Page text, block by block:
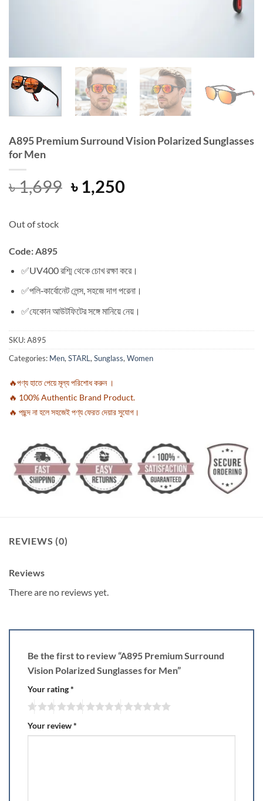
A895 Premium Surround Vision Polarized Sunglasses
for Men
৳1,699 Original
price
৳ 1,250Current
Out of stock
Code: A895
✅UV400 রশ্মি থেকে চোখ রক্ষা করে।
✅পলি‑কার্বোনেট লেন্স, সহজে দাগ পরেনা।
✅যেকোন আউটফিটের সঙ্গে মানিয়ে নেয়।
SKU:A895
Categories: Men, STARL , Sunglass, Women
🔥পণ্য হাতে পেয়ে মূল্য পরিশোধ করুন ।
🔥 100% Authentic Brand Product.
🔥 পছন্দ না হলে সহজেই পণ্য ফেরত দেয়ার সুযোগ।
REVIEWS (0)
Reviews
There are no reviews yet.
Be the first to review “A895 Premium Surround
Vision Polarized Sunglasses for Men”
Your rating*
Your review*